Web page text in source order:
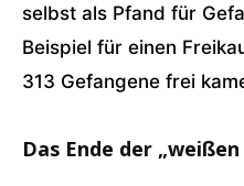
selbst als Pfand für
Beispiel für einen
313 Gefangene frei
Das Ende der